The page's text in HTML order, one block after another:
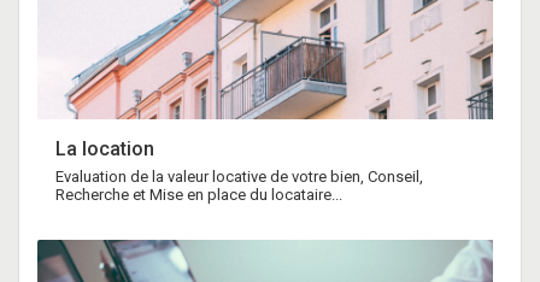
La location
Evaluation de la valeur locative de votre bien, Conseil,
Recherche et Mise en place du locataire...